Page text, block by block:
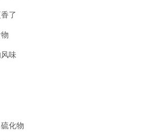
了
味
化物